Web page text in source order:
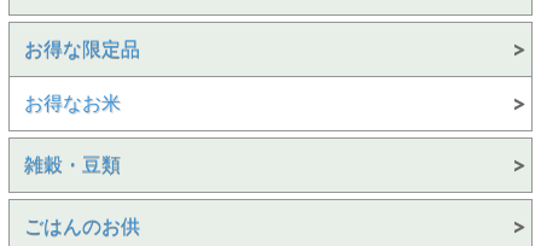
お得な限定品
お得なお米
雑穀・豆類
ごはんのお供